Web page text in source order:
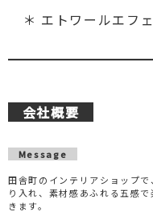
＊ エトワールエフ
会社概要
Message
田舎町のインテリアショップ
り入れ、素材感あふれる五感
きます。